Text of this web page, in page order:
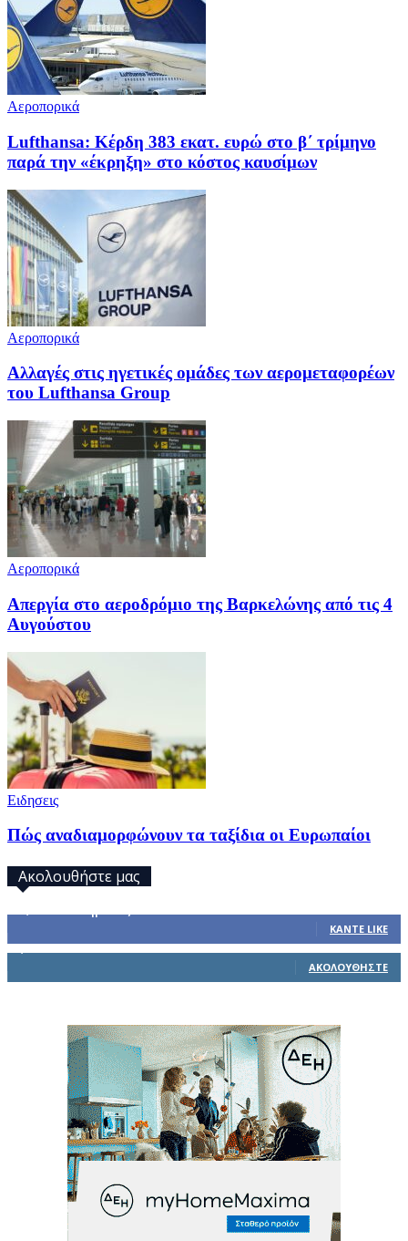
Αεροπορικά
Lufthansa: Κέρδη 383 εκατ. ευρώ στο β΄ τρίμηνο
παρά την «έκρηξη» στο κόστος καυσίμων
Αεροπορικά
Αλλαγές στις ηγετικές ομάδες των αερομεταφορέων
του Lufthansa Group
Αεροπορικά
Απεργία στο αεροδρόμιο της Βαρκελώνης από τις 4
Αυγούστου
Ειδησεις
Πώς αναδιαμορφώνουν τα ταξίδια οι Ευρωπαίοι
Ακολουθήστε μας
ΚΆΝΤΕ LIKE
ΑΚΟΛΟΥΘΉΣΤΕ